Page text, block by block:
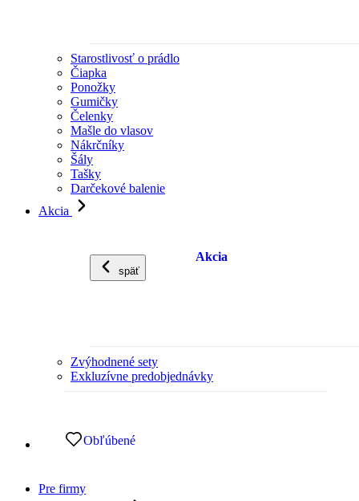
Starostlivosť o prádlo
Čiapka
Ponožky
Gumičky
Čelenky
Mašle do vlasov
Nákrčníky
Šály
Tašky
Darčekové balenie
Akcia
späť
Akcia
Zvýhodnené sety
Exkluzívne predobjednávky
Obľúbené
Pre firmy